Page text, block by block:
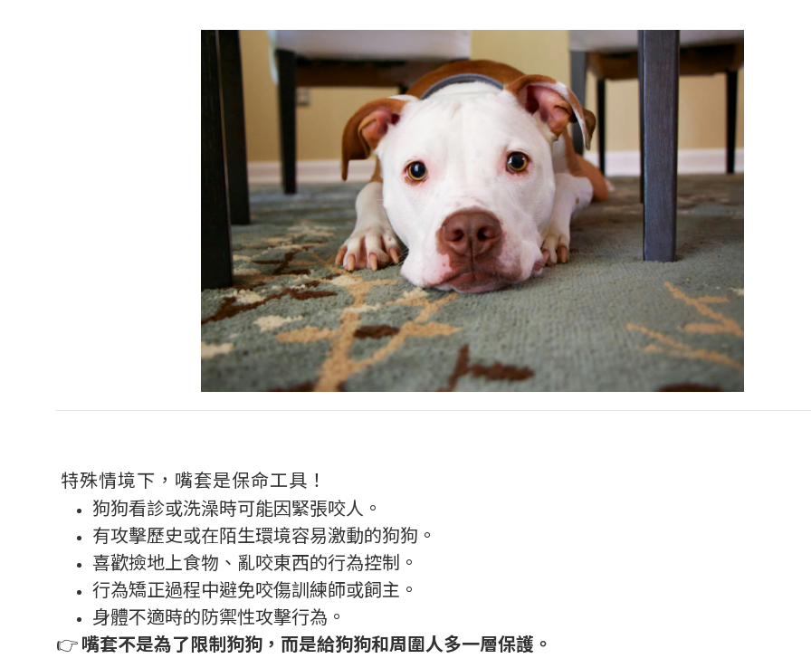
特殊情境下，嘴套是保命工具！
狗狗看診或洗澡時可能因緊張咬人。
有攻擊歷史或在陌生環境容易激動的狗狗。
喜歡撿地上食物、亂咬東西的行為控制。
行為矯正過程中避免咬傷訓練師或飼主。
身體不適時的防禦性攻擊行為。
👉嘴套不是為了限制狗狗，而是給狗狗和周圍人多一層保護。